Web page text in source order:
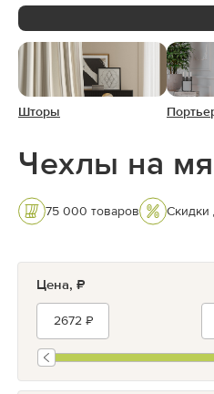
Шторы
Чехлы на
75 000 товаров Скидки
Цена, ₽